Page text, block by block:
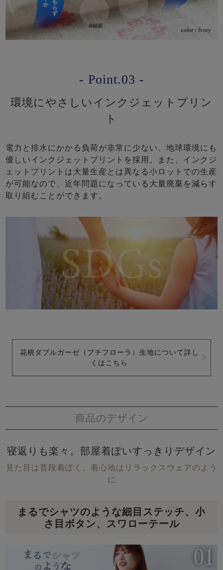
- Point.03 -
環境にやさしいインクジェットプリン
ト
電力と排水にかかる負荷が非常に少ない、地球環境にも
優しいインクジェットプリントを採用。また、インクジ
ェットプリントは大量生産とは異なる小ロットでの生産
が可能なので、近年問題になっている大量廃棄を減らす
取り組むことができます。
花柄ダブルガーゼ（プチフローラ）生地について詳し
くはこちら
商品のデザイン
寝返りも楽々。部屋着ぽいすっきりデザイン
見た目は普段着ぽく、着心地はリラックスウェアのよう
に
まるでシャツのような細目ステッチ、小
さ目ボタン、スワローテール